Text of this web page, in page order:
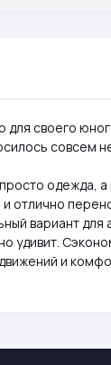
своего
совсем
одежда,
отлично
вариант для
удивит.
и